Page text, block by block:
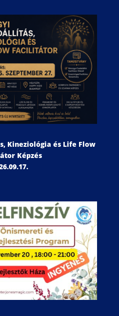
Kineziológia és Life Flow
Képzés